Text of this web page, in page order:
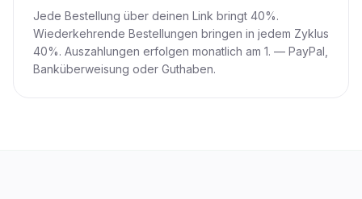
Jede Bestellung über deinen Link bringt 40%.
Wiederkehrende Bestellungen bringen in jedem Zyklus
40%. Auszahlungen erfolgen monatlich am 1. — PayPal,
Banküberweisung oder Guthaben.